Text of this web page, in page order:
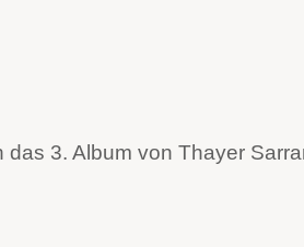
3. Album von Thayer